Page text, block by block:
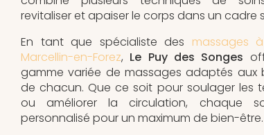
revitaliser et apaiser le corps dans un cadre
En tant que spécialiste des massages
Marcellin-en-Forez, Le Puy des Songes
gamme variée de massages adaptés aux
de chacun. Que ce soit pour soulager les
ou améliorer la circulation, chaque
personnalisé pour un maximum de bien-être.